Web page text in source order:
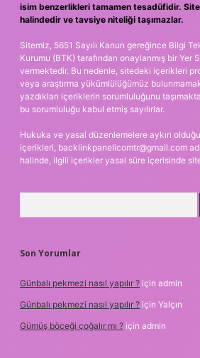
isim benzerlikleri tamamen tesadüfidir.
halindedir ve tavsiye niteliği taşımazlar.
Sitemiz, 5651 Sayılı Kanun gereğince Bilgi
Kurumu (BTK) tarafından onaylanmış bir Yer
vermektedir. Bu nedenle, sitedeki içerikleri
veya araştırma yükümlülüğümüz
yazdıkları içeriklerin sorumluluğunu
bu sorumluluğu kabul etmiş sayılırlar.
Hukuka ve yasal düzenlemelere aykırı
içerikleri, backlinkpanelicomtr@gmail.com
halinde, ilgili içerikler yasal süre içerisinde
Son Yorumlar
Günbalı pekmezi nasıl yapılır ? için admin
Günbalı pekmezi nasıl yapılır ? için Yalçın
Gümüş böceği çoğalır mı ? için admin